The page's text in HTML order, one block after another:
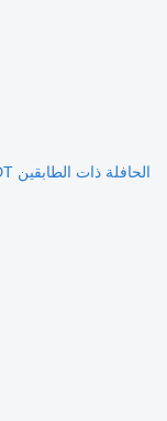
الحافلة ذات الطابقين Setra TopClass S 431 DT